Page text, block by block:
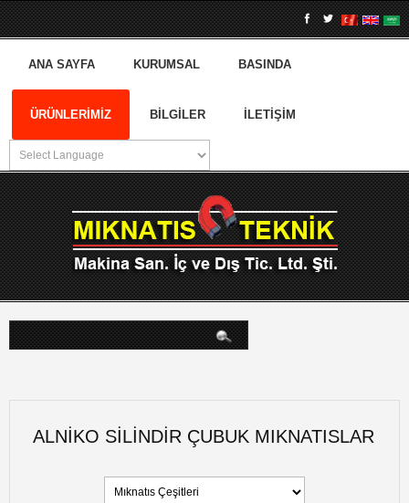
ANA SAYFA KURUMSAL BASINDA
ÜRÜNLERIMIZ BILGILER İLETIŞIM
arama...
ALNIKO SILINDIR ÇUBUK MIKNATISLAR